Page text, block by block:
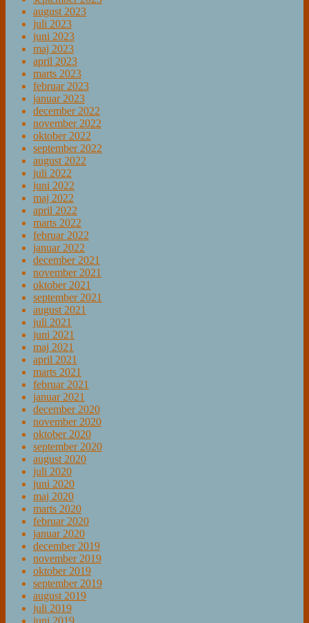
august 2023
juli 2023
juni 2023
maj 2023
april 2023
marts 2023
februar 2023
januar 2023
december 2022
november 2022
oktober 2022
september 2022
august 2022
juli 2022
juni 2022
maj 2022
april 2022
marts 2022
februar 2022
januar 2022
december 2021
november 2021
oktober 2021
september 2021
august 2021
juli 2021
juni 2021
maj 2021
april 2021
marts 2021
februar 2021
januar 2021
december 2020
november 2020
oktober 2020
september 2020
august 2020
juli 2020
juni 2020
maj 2020
marts 2020
februar 2020
januar 2020
december 2019
november 2019
oktober 2019
september 2019
august 2019
juli 2019
juni 2019